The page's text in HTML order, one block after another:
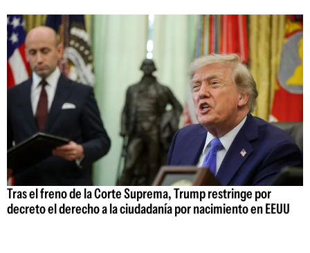
Tras el freno de la Corte Suprema, Trump restringe por
decreto el derecho a la ciudadanía por nacimiento en EEUU